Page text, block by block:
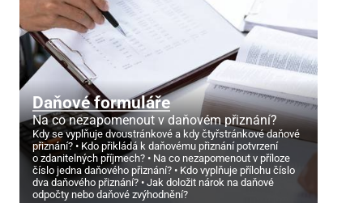
Daňové formuláře
Na co nezapomenout v daňovém přiznání?
Kdy se vyplňuje dvoustránkové a kdy čtyřstránkové daňové
přiznání?
Kdo přikládá k daňovému přiznání potvrzení
o zdanitelných příjmech?
Na co nezapomenout v příloze
číslo jedna daňového přiznání?
Kdo vyplňuje přílohu číslo
dva daňového přiznání?
Jak doložit nárok na daňové
odpočty nebo daňové zvýhodnění?